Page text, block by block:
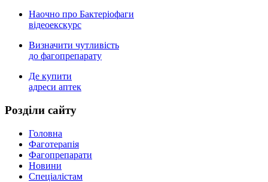
Наочно про Бактеріофаги
відеоекскурс
Визначити чутливість
до фагопрепарату
Де купити
адреси аптек
Роздiли сайту
Головна
Фаготерапія
Фагопрепарати
Новини
Спеціалістам